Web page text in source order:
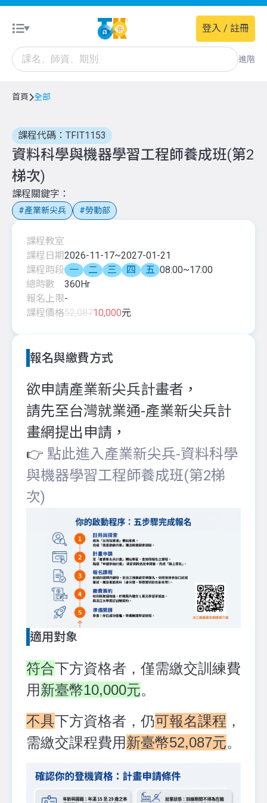
進階
登入 / 註冊
首頁 全部
課程代碼：TFIT1153
資料科學與機器學習工程師養成班(第2
梯次)
課程關鍵字
產業新尖兵 勞動部
課程教室
課程日期2026-11-17~2027-01-21
課程時段 一 二 三 四 五 08:00~17:00
總時數
360Hr
報名上限-
課程價格52,08710,000元
報名與繳費方式
欲申請產業新尖兵計畫者，
請先至台灣就業通-產業新尖兵計
畫網提出申請，
👉 點此進入產業新尖兵-資料科學
與機器學習工程師養成班(第2梯
次)
適用對象
符合下方資格者，僅需繳交訓練費
用新臺幣10,000元。
不具下方資格者，仍可報名課程 ，
需繳交課程費用新臺幣52,087元。